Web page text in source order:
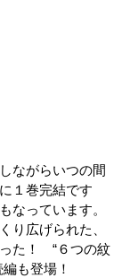
ながらいつの間
１巻完結です
なっています。
り広げられた、
た！ “６つの紋
も登場！